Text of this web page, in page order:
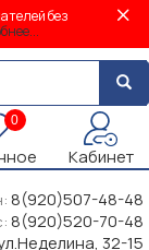
без
0
Кабинет
8(920)507-48-48
8(920)520-70-48
32-15